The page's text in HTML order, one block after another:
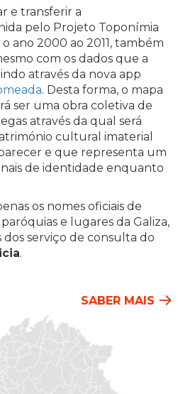
e transferir a
pelo Projeto Toponímia
ano 2000 ao 2011, também
com os dados que a
através da nova app
. Desta forma, o mapa
ser uma obra coletiva de
através da qual será
cultural imaterial
e que representa um
de identidade enquanto
os nomes oficiais de
e lugares da Galiza,
serviço de consulta do
.
SABER MAIS